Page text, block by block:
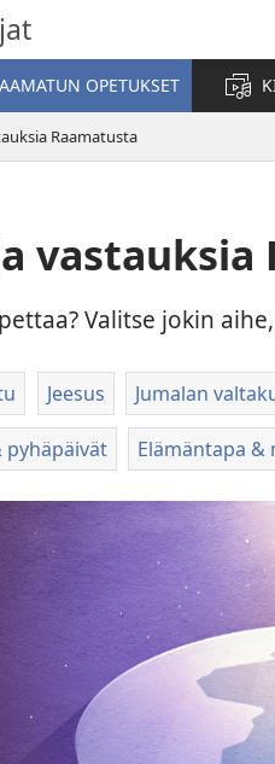
OPETUKSET
Raamatusta
vastauksia
Valitse jokin
Jeesus Jumalan
pyhäpäivät Elämäntapa &